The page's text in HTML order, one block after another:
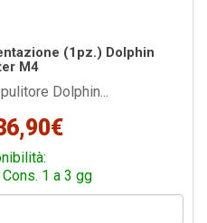
(1pz.) Dolphin
M4
Dolphin...
1 a 3 gg